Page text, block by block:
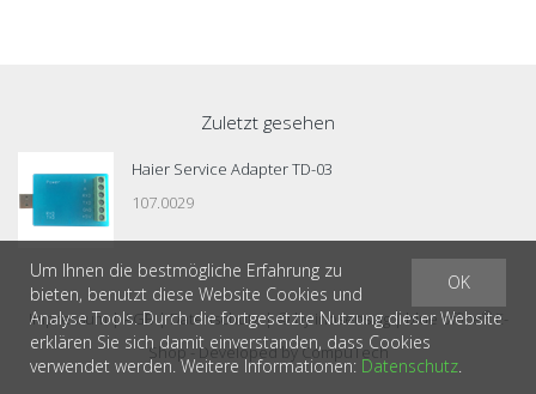
Zuletzt gesehen
Haier Service Adapter TD-03
107.0029
Impressum| AGB|Datenschutz| © byinosens ag|blue office®E-
Shop - Developed byCompuTech
OK
Um Ihnen die bestmögliche Erfahrung zu
bieten, benutzt diese Website Cookies und
Analyse Tools. Durch die fortgesetzte Nutzung dieser Website
erklären Sie sich damit einverstanden, dass Cookies
verwendet werden. Weitere Informationen: Datenschutz.